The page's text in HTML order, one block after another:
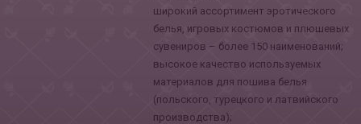
широкий ассортимент эротического
белья, игровых костюмов и плюшевых
сувениров – более 150 наименований;
высокое качество используемых
материалов для пошива белья
(польского, турецкого и латвийского
производства);